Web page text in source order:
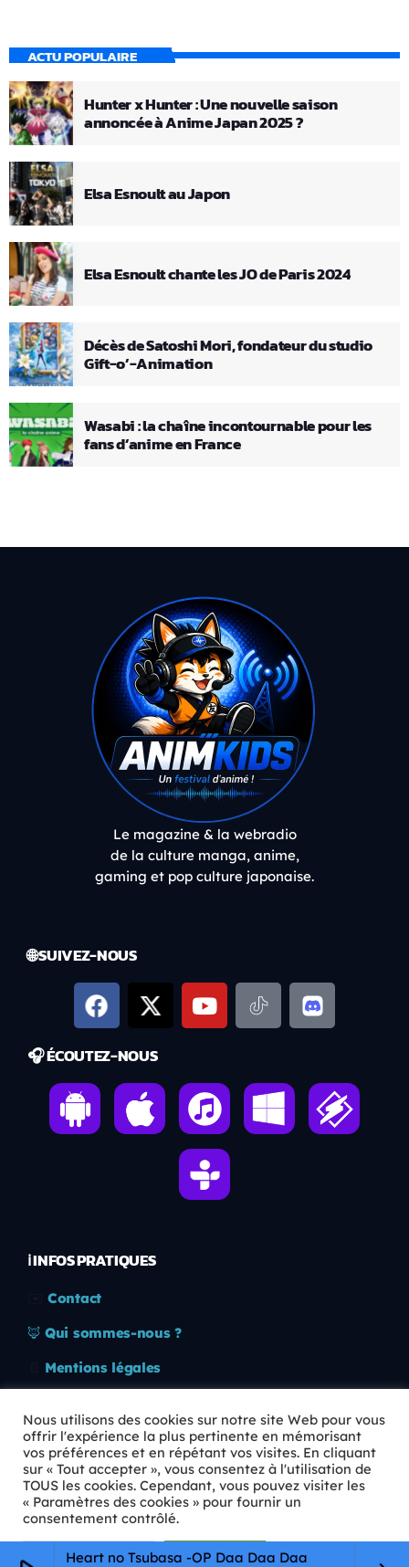
Heart no Tsubasa -OP Daa Daa Daa
ACTU POPULAIRE
Hunter x Hunter : Une nouvelle saison
annoncée à Anime Japan 2025 ?
Elsa Esnoult au Japon
Elsa Esnoult chante les JO de Paris 2024
Décès de Satoshi Mori, fondateur du studio
Gift-o’-Animation
Wasabi : la chaîne incontournable pour les
fans d’anime en France
Le magazine & la webradio
de la culture manga, anime,
gaming et pop culture japonaise.
🌐 SUIVEZ-NOUS
🎧 ÉCOUTEZ-NOUS
ℹ️ INFOS PRATIQUES
Contact
🦊 Qui sommes-nous ?
Mentions légales
🛡️ RGPD
Copyright © 2026 Animkids. Tous droits réservés.
Nous utilisons des cookies sur notre site Web pour vous
offrir l'expérience la plus pertinente en mémorisant
vos préférences et en répétant vos visites. En cliquant
sur « Tout accepter », vous consentez à l'utilisation de
TOUS les cookies. Cependant, vous pouvez visiter les
« Paramètres des cookies » pour fournir un
consentement contrôlé.
Paramètres Cookie Tout accepter